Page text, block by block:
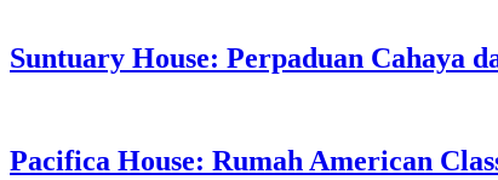
Suntuary House: Perpaduan Cahaya
Pacifica House: Rumah American